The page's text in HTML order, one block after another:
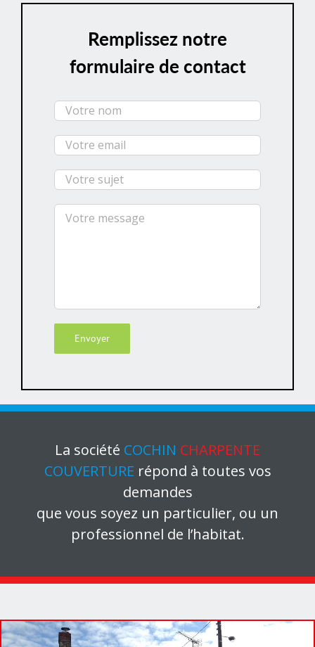
Remplissez notre
formulaire de contact
La société COCHIN CHARPENTE
COUVERTURE répond à toutes vos
demandes
que vous soyez un particulier, ou un
professionnel de l’habitat.